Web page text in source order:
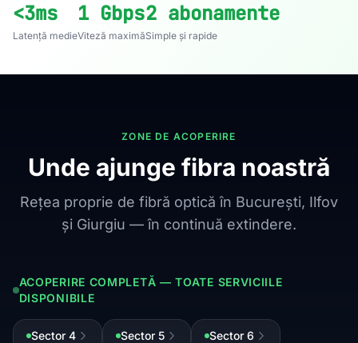
<3ms
Latență medie
1 Gbps
Viteză maximă
2 abonamente
Simple și rapide
ZONE DE ACOPERIRE
Unde ajunge fibra noastră
Rețea proprie de fibră optică în București, Ilfov
și Giurgiu — în continuă extindere.
ACOPERIRE COMPLETĂ — TOATE SERVICIILE
DISPONIBILE
Sector 4 Sector 5 Sector 6